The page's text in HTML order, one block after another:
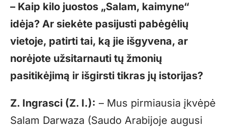
– Kaip kilo juostos „Salam, kaimyne“
idėja? Ar siekėte pasijusti pabėgėlių
vietoje, patirti tai, ką jie išgyvena, ar
norėjote užsitarnauti tų žmonių
pasitikėjimą ir išgirsti tikras jų istorijas?
Z. Ingrasci (Z. I.): – Mus pirmiausia įkvėpė
Salam Darwaza (Saudo Arabijoje augusi